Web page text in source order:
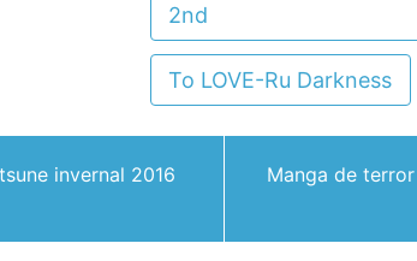
2nd
To LOVE-Ru Darkness
invernal 2016
Manga de